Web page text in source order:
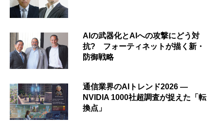
AIの武器化とAIへの攻撃にどう対
抗? フォーティネットが描く新・
防御戦略
通信業界のAIトレンド2026 ―
NVIDIA 1000社超調査が捉えた「転
換点」